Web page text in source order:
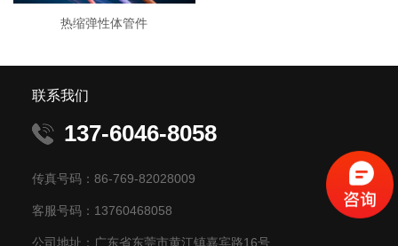
热缩弹性体管件
联系我们
137-6046-8058
传真号码：86-769-82028009
客服号码：13760468058
公司地址：广东省东莞市黄江镇嘉宾路16号